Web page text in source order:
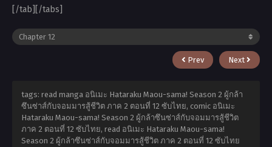
[/tab][/tabs]
Prev Next
tags: read manga อนิเมะ Hataraku Maou-sama! Season 2 ผู้กล้า
ซึนซ่าส์กับจอมมารสู้ชีวิต ภาค 2 ตอนที่ 12 ซับไทย, comic อนิเมะ
Hataraku Maou-sama! Season 2 ผู้กล้าซึนซ่าส์กับจอมมารสู้ชีวิต
ภาค 2 ตอนที่ 12 ซับไทย, read อนิเมะ Hataraku Maou-sama!
Season 2 ผู้กล้าซึนซ่าส์กับจอมมารสู้ชีวิต ภาค 2 ตอนที่ 12 ซับไทย